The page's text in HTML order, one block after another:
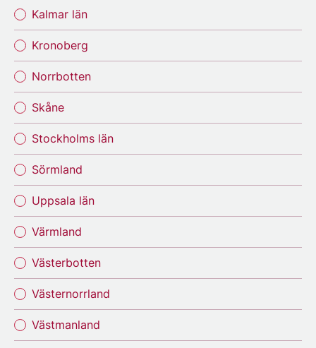
Kalmar län
Kronoberg
Norrbotten
Skåne
Stockholms län
Sörmland
Uppsala län
Värmland
Västerbotten
Västernorrland
Västmanland